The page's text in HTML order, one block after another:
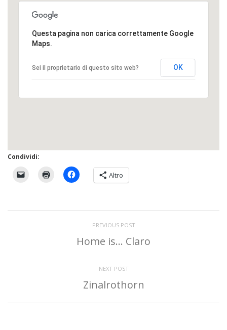
Questa pagina non carica correttamente Google
Maps.
Sei il proprietario di questo sito web? OK
Condividi:
Altro
PREVIOUS POST
Home is… Claro
NEXT POST
Zinalrothorn